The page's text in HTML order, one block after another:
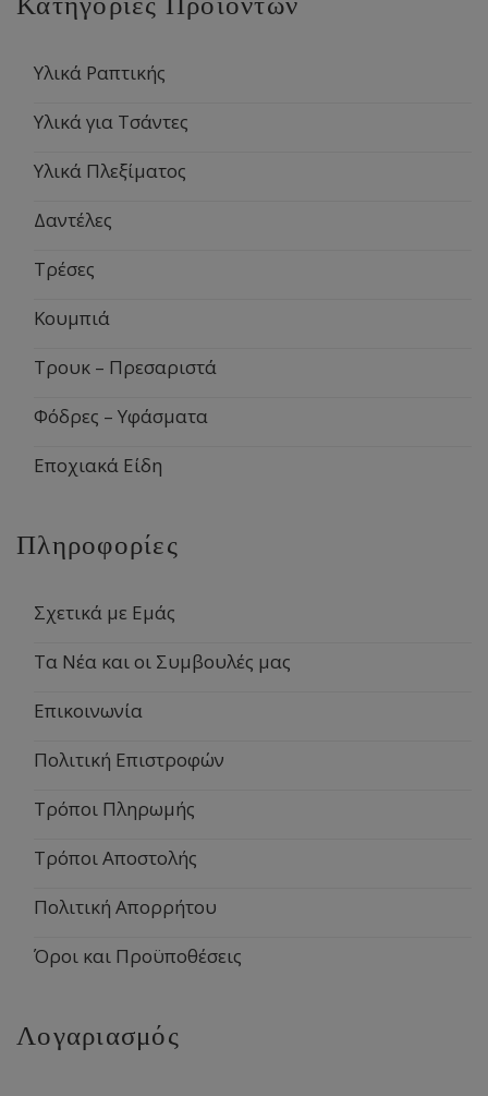
Υλικά Ραπτικής
Υλικά για Τσάντες
Υλικά Πλεξίματος
Δαντέλες
Τρέσες
Κουμπιά
Τρουκ – Πρεσαριστά
Φόδρες – Υφάσματα
Εποχιακά Είδη
Πληροφορίες
Σχετικά με Εμάς
Τα Νέα και οι Συμβουλές μας
Επικοινωνία
Πολιτική Επιστροφών
Τρόποι Πληρωμής
Τρόποι Αποστολής
Πολιτική Απορρήτου
Όροι και Προϋποθέσεις
Λογαριασμός